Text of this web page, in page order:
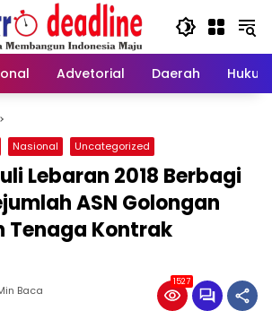
Advetorial Daerah Hukum
Nasional Uncategorized
Lebaran 2018 Berbagi
ASN Golongan
Tenaga Kontrak
Baca
1527